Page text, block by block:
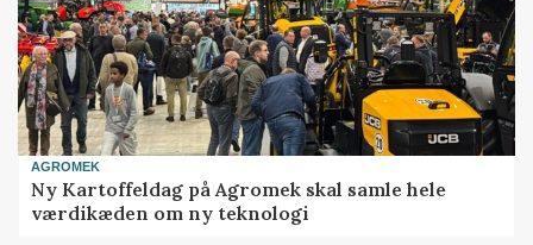
AGROMEK
Ny Kartoffeldag på Agromek skal samle hele
værdikæden om ny teknologi